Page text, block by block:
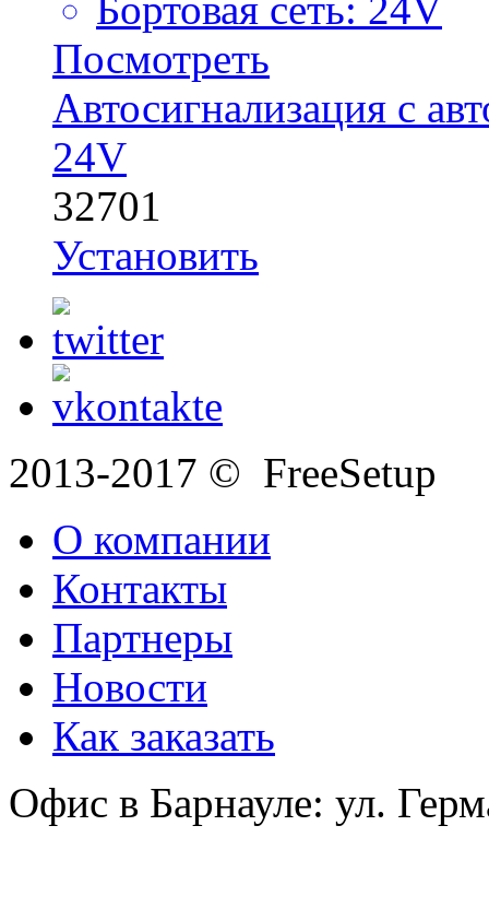
Посмотреть
Автосигнализация с
24V
32701
Установить
2013-2017 © FreeSetup
О компании
Контакты
Партнеры
Новости
Как заказать
Офис в Барнауле: ул.